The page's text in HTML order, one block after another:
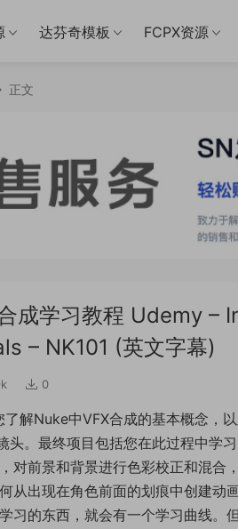
达芬奇模板 FCPX资源
正文
成学习教程 Udemy
– NK101 (英文字幕)
0
解Nuke中VFX合成的基本概念，
头。最终项目包括您在此过程中学
对前景和背景进行色彩校正和混合
从出现在角色前面的划痕中创建动
习的东西，就会有一个学习曲线。